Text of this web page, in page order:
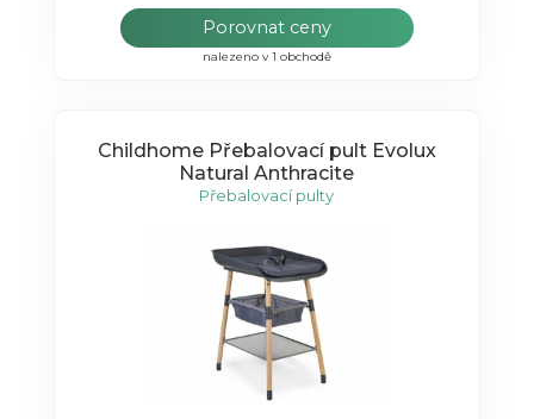
Porovnat ceny
nalezeno v 1 obchodě
Childhome Přebalovací pult Evolux
Natural Anthracite
Přebalovací pulty